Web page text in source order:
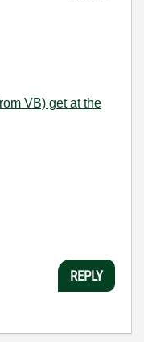
VB) get at the
REPLY